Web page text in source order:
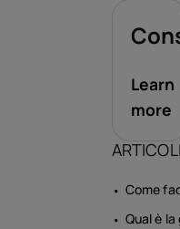
Learn
more
Come
Qual è